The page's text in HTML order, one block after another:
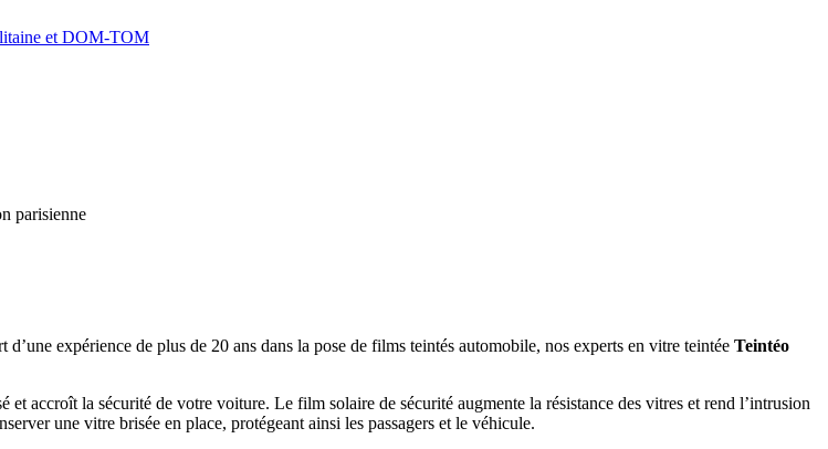
et DOM-TOM
parisienne
d’une expérience de plus de 20 ans dans la pose de films teintés automobile, nos experts en vitre teintée Teintéo
et accroît la sécurité de votre voiture. Le film solaire de sécurité augmente la résistance des vitres et rend l’intrusion
une vitre brisée en place, protégeant ainsi les passagers et le véhicule.